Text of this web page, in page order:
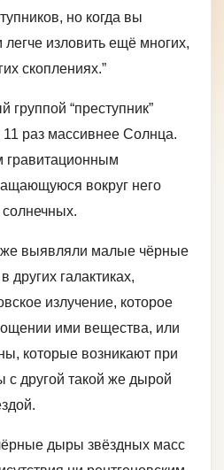
но когда вы
легче изловить ещё многих,
скоплениях.”
“преступник”
раз массивнее Солнца.
гравитационным
вокруг него
солнечных.
выявляли малые чёрные
галактиках,
излучение, которое
ими вещества, или
которые возникают при
другой такой же дырой
дыры звёздных масс